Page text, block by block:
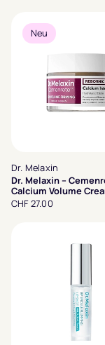
Neu
Dr. Melaxin
Dr. Melaxin –
Calcium Volume
CHF 27.00